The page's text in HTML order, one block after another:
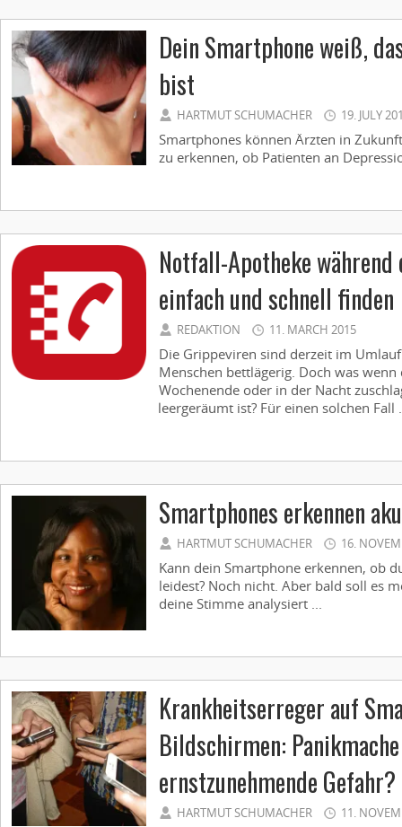
Dein Smartphone weiß,
bist
HARTMUT SCHUMACHER 19. JULY
Smartphones können Ärzten in
zu erkennen, ob Patienten an
Notfall-Apotheke
einfach und schnell finden
REDAKTION 11. MARCH 2015
Die Grippeviren sind derzeit im
Menschen bettlägerig. Doch was
Wochenende oder in der Nacht
leergeräumt ist? Für einen solchen Fall
Smartphones erkennen
HARTMUT SCHUMACHER 16.
Kann dein Smartphone erkennen, ob
leidest? Noch nicht. Aber bald soll es
deine Stimme analysiert ...
Krankheitserreger auf
Bildschirmen:
ernstzunehmende Gefahr?
HARTMUT SCHUMACHER 11.